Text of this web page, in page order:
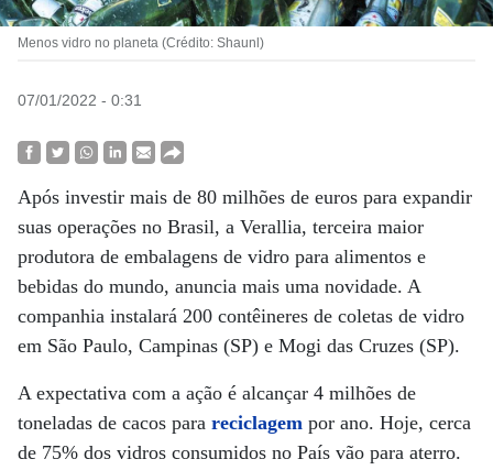
Menos vidro no planeta (Crédito: Shaunl)
07/01/2022 - 0:31
Após investir mais de 80 milhões de euros para expandir
suas operações no Brasil, a Verallia, terceira maior
produtora de embalagens de vidro para alimentos e
bebidas do mundo, anuncia mais uma novidade. A
companhia instalará 200 contêineres de coletas de vidro
em São Paulo, Campinas (SP) e Mogi das Cruzes (SP).
A expectativa com a ação é alcançar 4 milhões de
toneladas de cacos para reciclagem por ano. Hoje, cerca
de 75% dos vidros consumidos no País vão para aterro.